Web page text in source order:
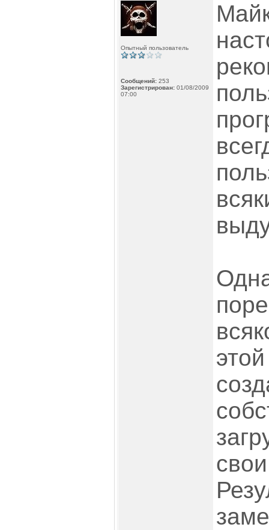
Опытный пользователь
Сообщений: 253
Зарегистрирован: 01/08/2009
07:00